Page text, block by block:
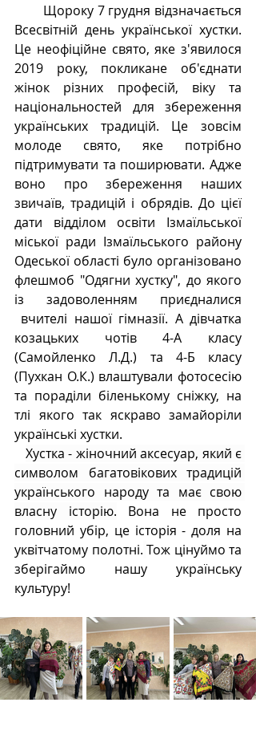
Щороку 7 грудня відзначається
Всесвітній день української хустки.
Це неофіційне свято, яке з'явилося
2019 року, покликане об'єднати
жінок різних професій, віку та
національностей для збереження
українських традицій.
Це зовсім
молоде свято, яке потрібно
підтримувати та поширювати. Адже
воно про збереження наших
звичаїв, традицій і обрядів. До цієї
дати відділом освіти Ізмаїльської
міської ради Ізмаїльського району
Одеської області було організовано
флешмоб "Одягни хустку", до якого
із задоволенням приєдналися
вчителі нашої гімназії. А дівчатка
козацьких чотів 4-А класу
(Самойленко Л.Д.) та 4-Б класу
(Пухкан О.К.) влаштували фотосесію
та пораділи біленькому сніжку, на
тлі якого так яскраво замайоріли
українські хустки.
Хустка - жіночний аксесуар, який є
символом багатовікових традицій
українського народу та має свою
власну історію. Вона не просто
головний убір, це історія - доля на
уквітчатому полотні. Тож цінуймо та
зберігаймо нашу українську
культуру!